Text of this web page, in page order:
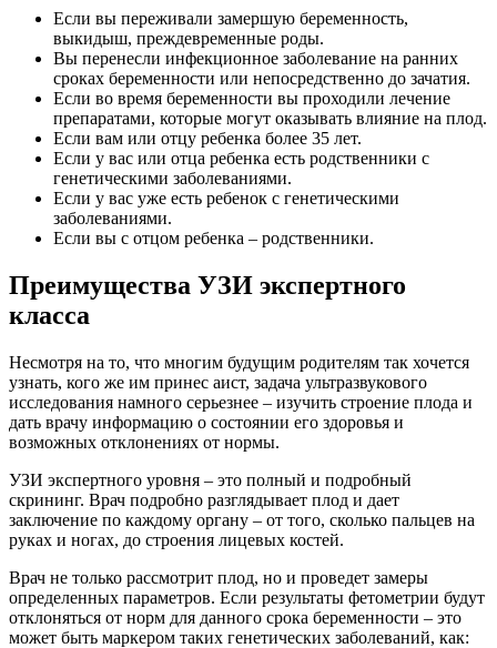
Если вы переживали замершую беременность,
выкидыш, преждевременные роды.
Вы перенесли инфекционное заболевание на ранних
сроках беременности или непосредственно до зачатия.
Если во время беременности вы проходили лечение
препаратами, которые могут оказывать влияние на плод.
Если вам или отцу ребенка более 35 лет.
Если у вас или отца ребенка есть родственники с
генетическими заболеваниями.
Если у вас уже есть ребенок с генетическими
заболеваниями.
Если вы с отцом ребенка – родственники.
Преимущества УЗИ экспертного
класса
Несмотря на то, что многим будущим родителям так хочется
узнать, кого же им принес аист, задача ультразвукового
исследования намного серьезнее – изучить строение плода и
дать врачу информацию о состоянии его здоровья и
возможных отклонениях от нормы.
УЗИ экспертного уровня – это полный и подробный
скрининг. Врач подробно разглядывает плод и дает
заключение по каждому органу – от того, сколько пальцев на
руках и ногах, до строения лицевых костей.
Врач не только рассмотрит плод, но и проведет замеры
определенных параметров. Если результаты фетометрии будут
отклоняться от норм для данного срока беременности – это
может быть маркером таких генетических заболеваний, как: